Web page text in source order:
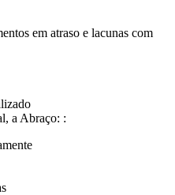
em atraso e lacunas com
a Abraço: :